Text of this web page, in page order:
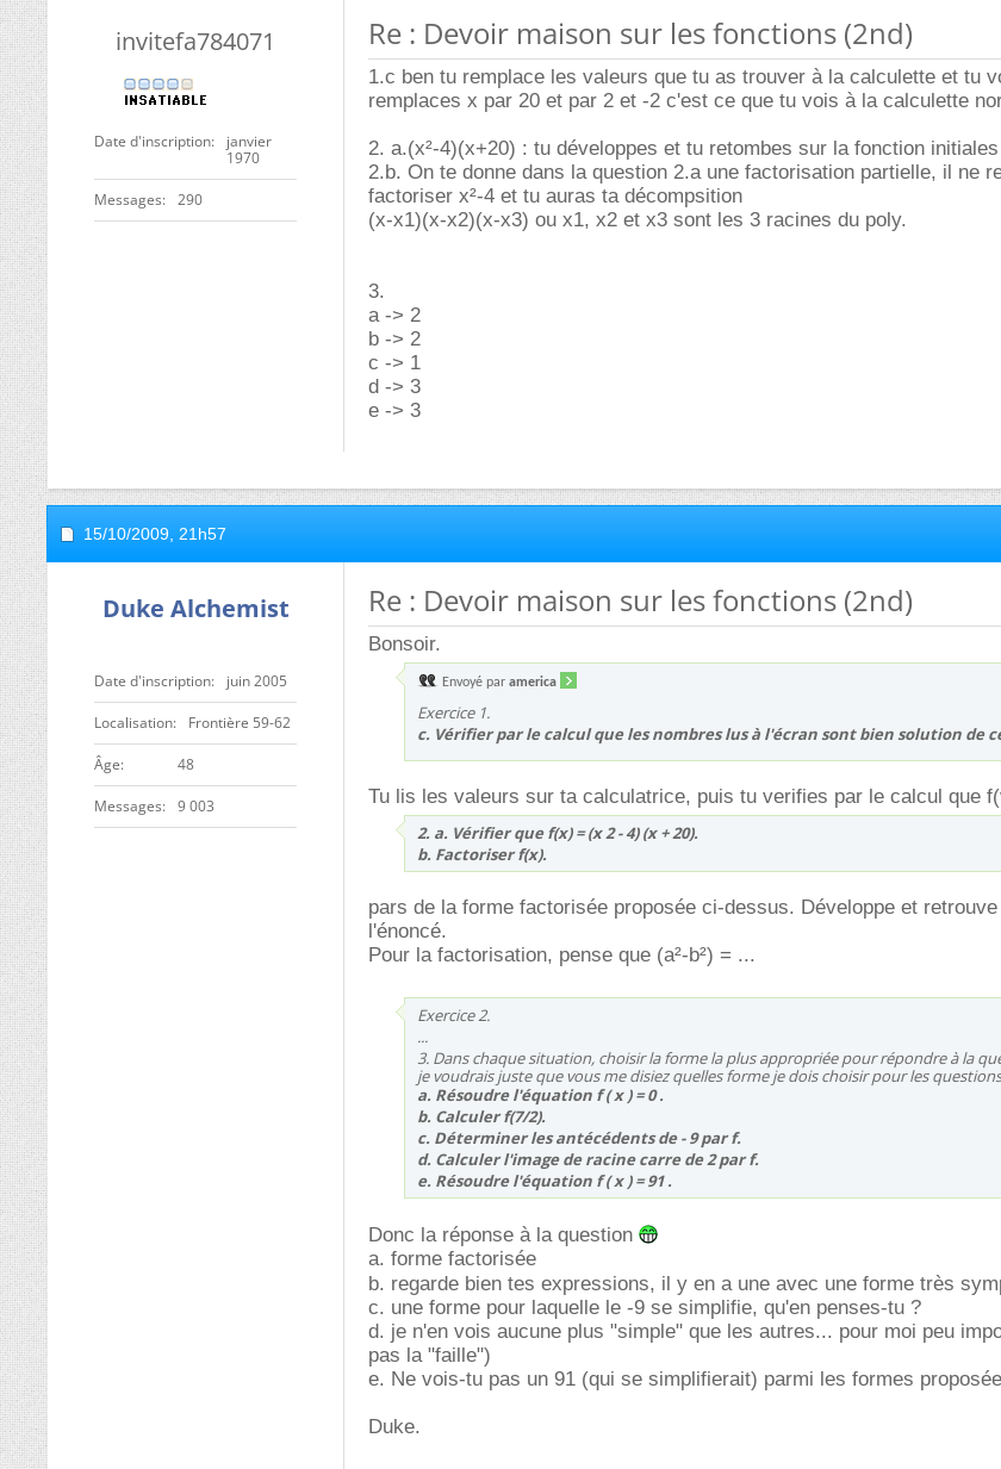
invitefa784071
Date d'inscription
janvier
1970
Messages 290
Re : Devoir maison sur les fonctions (2nd)
1.c ben tu remplace les valeurs que tu as trouver à la calculette et tu
remplaces x par 20 et par 2 et -2 c'est ce que tu vois à la calculette
2. a.(x²-4)(x+20) : tu développes et tu retombes sur la fonction
2.b. On te donne dans la question 2.a une factorisation partielle, il ne
factoriser x²-4 et tu auras ta décompsition
(x-x1)(x-x2)(x-x3) ou x1, x2 et x3 sont les 3 racines du poly.
3.
a -> 2
b -> 2
c -> 1
d -> 3
e -> 3
15/10/2009, 21h57
Duke Alchemist
Date d'inscription juin 2005
Localisation Frontière 59-62
ge 48
Messages 9 003
Re : Devoir maison sur les fonctions (2nd)
Bonsoir.
Envoyé par america
Exercice 1.
c. Vérifier par le calcul que les nombres lus à l'écran sont bien solution de
Tu lis les valeurs sur ta calculatrice, puis tu verifies par le calcul que
2. a. Vérifier que f(x) = (x 2 - 4) (x + 20).
b. Factoriser f(x).
pars de la forme factorisée proposée ci-dessus. Développe et
l'énoncé.
Pour la factorisation, pense que (a²-b²) = ...
Exercice 2.
...
3. Dans chaque situation, choisir la forme la plus appropriée pour répondre à la
je voudrais juste que vous me disiez quelles forme je dois choisir pour les
a. Résoudre l'équation f ( x ) = 0 .
b. Calculer f(7/2).
c. Déterminer les antécédents de - 9 par f.
d. Calculer l'image de racine carre de 2 par f.
e. Résoudre l'équation f ( x ) = 91 .
Donc la réponse à la question
a. forme factorisée
b. regarde bien tes expressions, il y en a une avec une forme très
c. une forme pour laquelle le -9 se simplifie, qu'en penses-tu ?
d. je n'en vois aucune plus "simple" que les autres... pour moi peu
pas la "faille")
e. Ne vois-tu pas un 91 (qui se simplifierait) parmi les formes
Duke.